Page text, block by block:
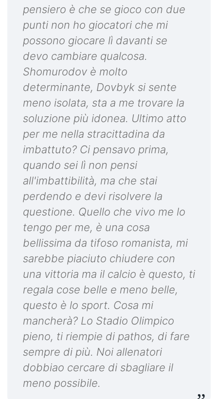
pensiero è che se gioco con due
punti non ho giocatori che mi
possono giocare lì davanti se
devo cambiare qualcosa.
Shomurodov è molto
determinante, Dovbyk si sente
meno isolata, sta a me trovare la
soluzione più idonea. Ultimo atto
per me nella stracittadina da
imbattuto? Ci pensavo prima,
quando sei lì non pensi
all'imbattibilità, ma che stai
perdendo e devi risolvere la
questione. Quello che vivo me lo
tengo per me, è una cosa
bellissima da tifoso romanista, mi
sarebbe piaciuto chiudere con
una vittoria ma il calcio è questo, ti
regala cose belle e meno belle,
questo è lo sport. Cosa mi
mancherà? Lo Stadio Olimpico
pieno, ti riempie di pathos, di fare
sempre di più. Noi allenatori
dobbiao cercare di sbagliare il
meno possibile.